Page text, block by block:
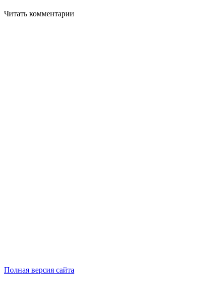
Читать комментарии
Полная версия сайта